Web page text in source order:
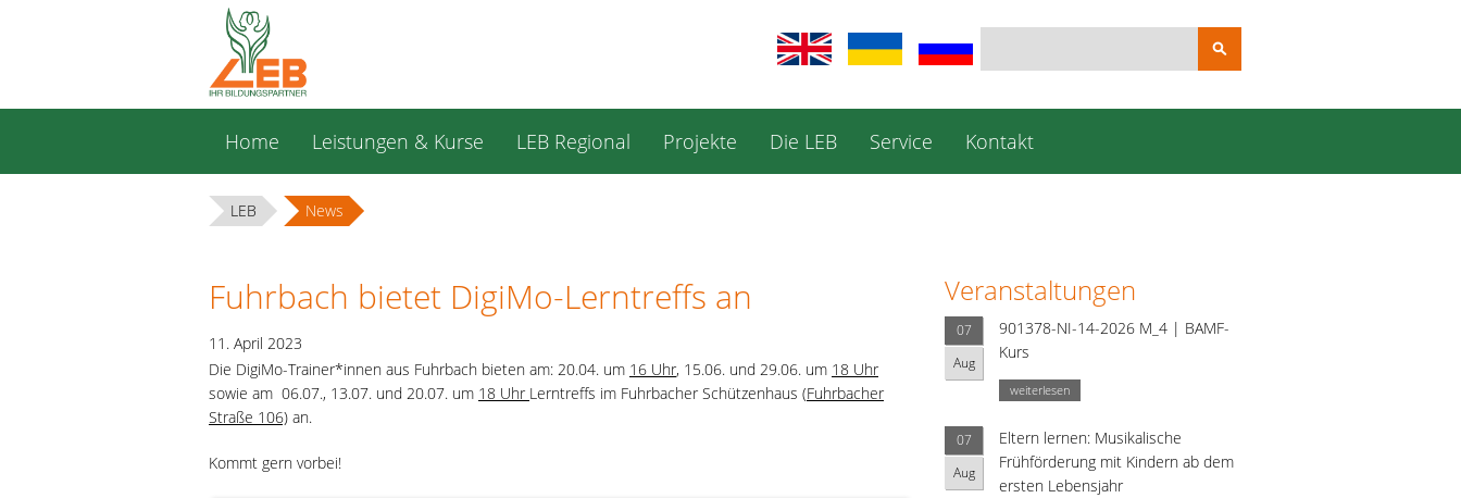
Suchbegriffe
überspringen
Home Leistungen & Kurse LEB Regional Projekte Die LEB Service Kontakt
LEB News
Fuhrbach bietet DigiMo-Lerntreffs an
11. April 2023
Die DigiMo-Trainer*innen aus Fuhrbach bieten am: 20.04. um 16 Uhr, 15.06. und 29.06. um 18 Uhr
sowie am 06.07., 13.07. und 20.07. um 18 Uhr Lerntreffs im Fuhrbacher Schützenhaus (Fuhrbacher
Straße 106) an.
Kommt gern vorbei!
Veranstaltungen
07
Aug
901378-NI-14-2026 M_4 | BAMF-
Kurs
weiterlesen
07
Aug
Eltern lernen: Musikalische
Frühförderung mit Kindern ab dem
ersten Lebensjahr